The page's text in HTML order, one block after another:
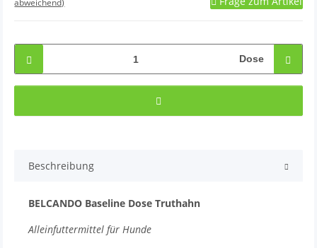
abweichend)
Dose
Beschreibung
BELCANDO Baseline Dose Truthahn
Alleinfuttermittel für Hunde